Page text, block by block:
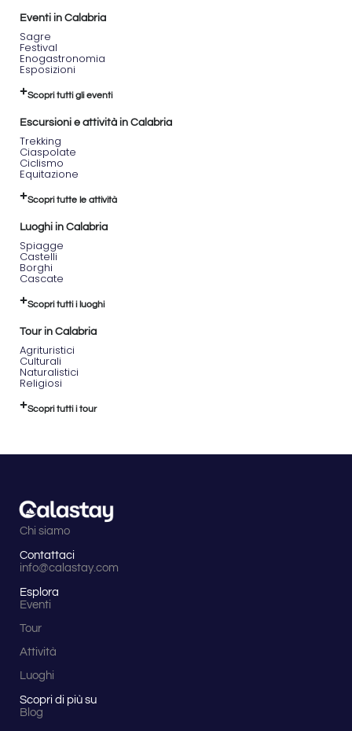
Eventi in Calabria
Sagre
Festival
Enogastronomia
Esposizioni
Scopri tutti gli eventi
Escursioni e attività in Calabria
Trekking
Ciaspolate
Ciclismo
Equitazione
Scopri tutte le attività
Luoghi in Calabria
Spiagge
Castelli
Borghi
Cascate
Scopri tutti i luoghi
Tour in Calabria
Agrituristici
Culturali
Naturalistici
Religiosi
Scopri tutti i tour
Chi siamo
Contattaci
info@calastay.com
Esplora
Eventi
Tour
Attività
Luoghi
Scopri di più su
Blog